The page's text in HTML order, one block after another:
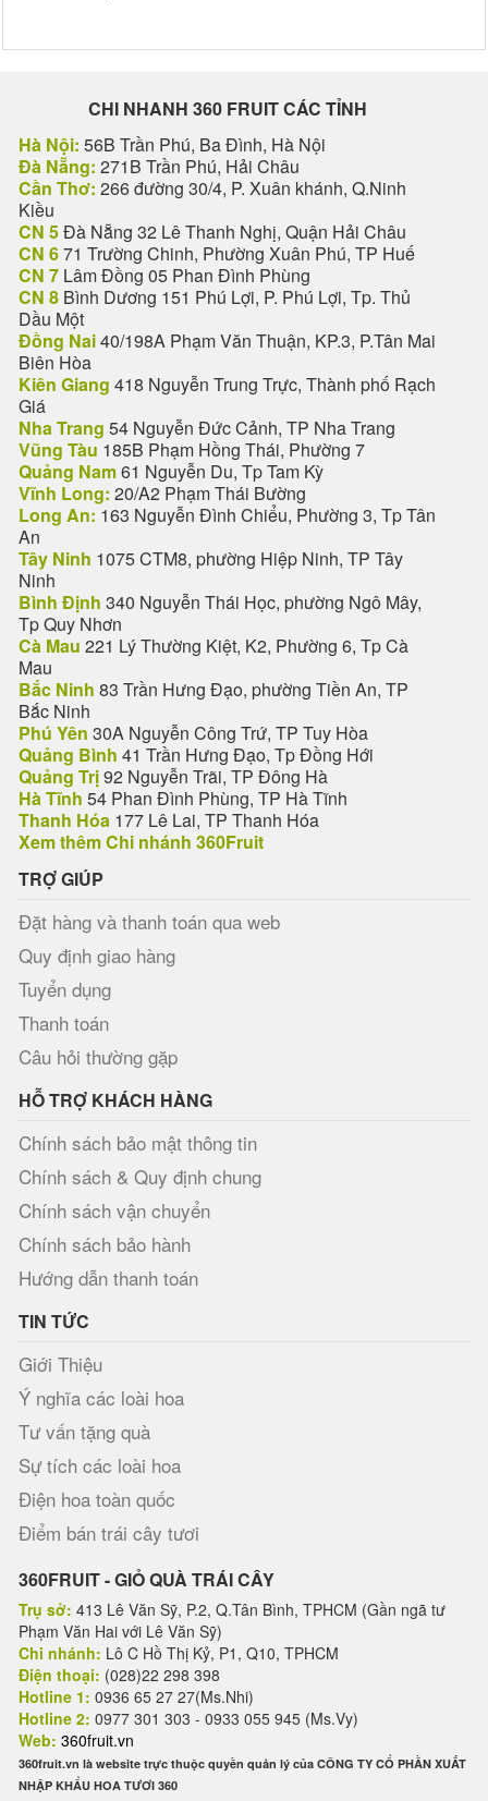
CHI NHANH 360 FRUIT CÁC TỈNH
Hà Nội: 56B Trần Phú, Ba Đình, Hà Nội
Đà Nẵng: 271B Trần Phú, Hải Châu
Cần Thơ: 266 đường 30/4, P. Xuân khánh, Q.Ninh
Kiều
CN 5Đà Nẵng 32 Lê Thanh Nghị, Quận Hải Châu
CN 671 Trường Chinh, Phường Xuân Phú, TP Huế
CN 7 Lâm Đồng 05 Phan Đình Phùng
CN 8 Bình Dương 151 Phú Lợi, P. Phú Lợi, Tp. Thủ
Dầu Một
Đồng Nai40/198A Phạm Văn Thuận, KP.3, P.Tân Mai
Biên Hòa
Kiên Giang 418 Nguyễn Trung Trực, Thành phố Rạch
Giá
Nha Trang 54 Nguyễn Đức Cảnh, TP Nha Trang
Vũng Tàu 185B Phạm Hồng Thái, Phường 7
Quảng Nam61 Nguyễn Du, Tp Tam Kỳ
Vĩnh Long: 20/A2 Phạm Thái Bường
Long An: 163 Nguyễn Đình Chiểu, Phường 3, Tp Tân
An
Tây Ninh 1075 CTM8, phường Hiệp Ninh, TP Tây
Ninh
Bình Định 340 Nguyễn Thái Học, phường Ngô Mây,
Tp Quy Nhơn
Cà Mau 221 Lý Thường Kiệt, K2, Phường 6, Tp Cà
Mau
Bắc Ninh 83 Trần Hưng Đạo, phường Tiền An, TP
Bắc Ninh
Phú Yên 30A Nguyễn Công Trứ, TP Tuy Hòa
Quảng Bình 41 Trần Hưng Đạo, Tp Đồng Hới
Quảng Trị92 Nguyễn Trãi, TP Đông Hà
Hà Tĩnh 54 Phan Đình Phùng, TP Hà Tĩnh
Thanh Hóa 177 Lê Lai, TP Thanh Hóa
Xem thêm Chi nhánh 360Fruit
TRỢ GIÚP
Đặt hàng và thanh toán qua web
Quy định giao hàng
Tuyển dụng
Thanh toán
Câu hỏi thường gặp
HỖ TRỢ KHÁCH HÀNG
Chính sách bảo mật thông tin
Chính sách & Quy định chung
Chính sách vận chuyển
Chính sách bảo hành
Hướng dẫn thanh toán
TIN TỨC
Giới Thiệu
Ý nghĩa các loài hoa
Tư vấn tặng quà
Sự tích các loài hoa
Điện hoa toàn quốc
Điểm bán trái cây tươi
360FRUIT - GIỎ QUÀ TRÁI CÂY
Trụ sở: 413 Lê Văn Sỹ, P.2, Q.Tân Bình, TPHCM (Gần ngã tư
Phạm Văn Hai với Lê Văn Sỹ)
Chi nhánh: Lô C Hồ Thị Kỷ, P1, Q10, TPHCM
Điện thoại: (028)22 298 398
Hotline 1: 0936 65 27 27(Ms.Nhi)
Hotline 2: 0977 301 303 - 0933 055 945 (Ms.Vy)
Web: 360fruit.vn
360fruit.vn là website trực thuộc quyền quản lý của CÔNG TY CỔ PHẦN XUẤT
NHẬP KHẨU HOA TƯƠI 360